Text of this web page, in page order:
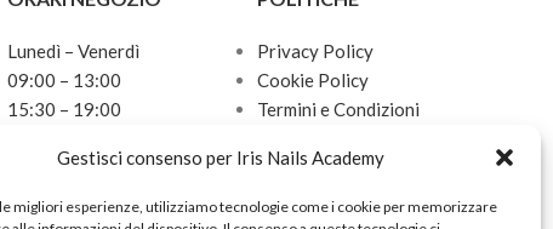
Gestisci consenso per Iris Nails Academy
migliori esperienze, utilizziamo tecnologie come i cookie per memorizzare
Lunedì – Venerdì
09:00 – 13:00
15:30 – 19:00
10:00 – 13:00
Domenica
Privacy Policy
Cookie Policy
Termini e Condizioni